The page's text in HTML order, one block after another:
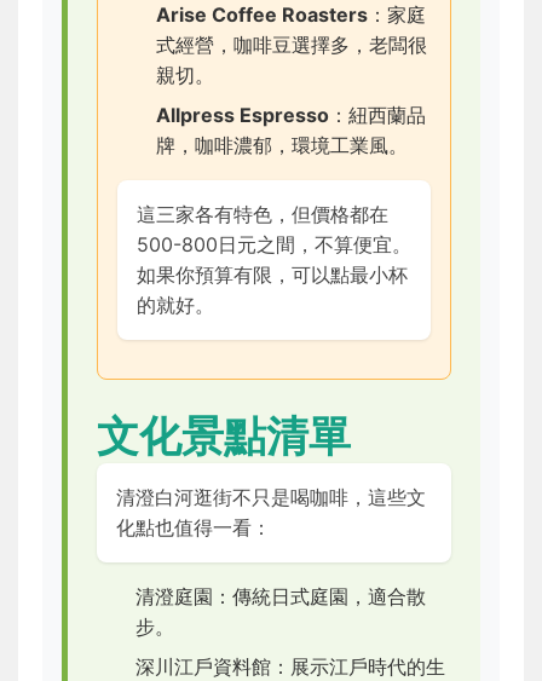
Arise Coffee Roasters ：家庭
式經營，咖啡豆選擇多，老闆很
親切。
Allpress Espresso ：紐西蘭品
牌，咖啡濃郁，環境工業風。
這三家各有特色，但價格都在
500-800日元之間，不算便宜。
如果你預算有限，可以點最小杯
的就好。
文化景點清單
清澄白河逛街不只是喝咖啡，這些文
化點也值得一看：
清澄庭園：傳統日式庭園，適合散
步。
深川江戶資料館：展示江戶時代的生